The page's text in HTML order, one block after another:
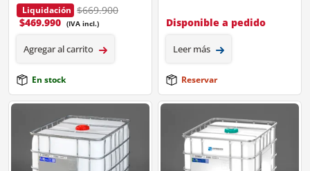
Liquidación $669.900
$469.990 (IVA incl.)
Agregar al carrito
En stock
Disponible a pedido
Leer más
Reservar